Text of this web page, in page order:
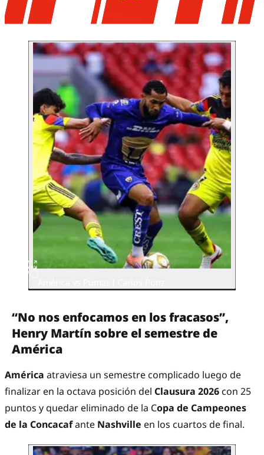
“No nos enfocamos en los fracasos”,
Henry Martín sobre el semestre de
América
América atraviesa un semestre complicado luego de
finalizar en la octava posición del Clausura 2026 con 25
puntos y quedar eliminado de la Copa de Campeones
de la Concacafante Nashville en los cuartos de final.